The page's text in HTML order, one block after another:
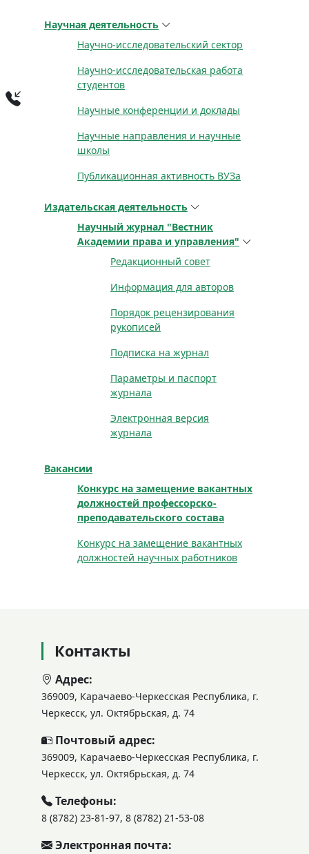
Научная деятельность
Научно-исследовательский сектор
Научно-исследовательская работа
студентов
Научные конференции и доклады
Научные направления и научные
школы
Публикационная активность ВУЗа
Издательская деятельность
Научный журнал "Вестник
Академии права и управления"
Редакционный совет
Информация для авторов
Порядок рецензирования
рукописей
Подписка на журнал
Параметры и паспорт
журнала
Электронная версия
журнала
Вакансии
Конкурс на замещение вакантных
должностей профессорско-
преподавательского состава
Конкурс на замещение вакантных
должностей научных работников
Контакты
Адрес:
369009, Карачаево-Черкесская Республика, г.
Черкесск, ул. Октябрьская, д. 74
Почтовый адрес:
369009, Карачаево-Черкесская Республика, г.
Черкесск, ул. Октябрьская, д. 74
Телефоны:
8 (8782) 23-81-97, 8 (8782) 21-53-08
Электронная почта: